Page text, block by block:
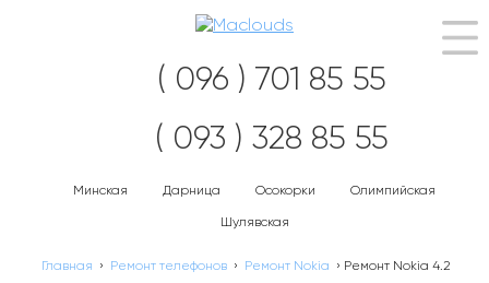
( 096 ) 701 85 55
( 093 ) 328 85 55
Минская Дарница Осокорки Олимпийская
Шулявская
Главная › Ремонт телефонов › Ремонт Nokia › Ремонт Nokia 4.2